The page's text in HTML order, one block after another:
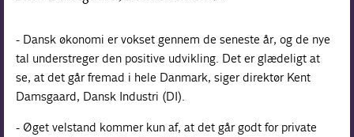
- Dansk økonomi er vokset gennem de seneste år, og de nye
tal understreger den positive udvikling. Det er glædeligt at
se, at det går fremad i hele Danmark, siger direktør Kent
Damsgaard, Dansk Industri (DI).
- Øget velstand kommer kun af, at det går godt for private